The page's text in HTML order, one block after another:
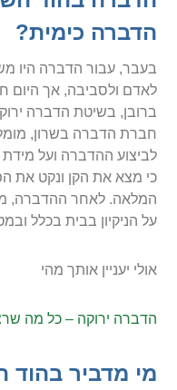
הדברה כימית?
בעבר, עבור הדברה היו
לאדם ולסביבה, אך היום
ברובן, בשיטת הדברה
חברת הדברה בשרון,
לביצוע ההדברה ועל מידת
כי מצא את הקן ונקט את
המלאה. לאחר ההדברה,
על הניקיון בבית בכלל
אולי יעניין אותך מהי
הדברה ירוקה – כל מה
מי מדביר בהוד